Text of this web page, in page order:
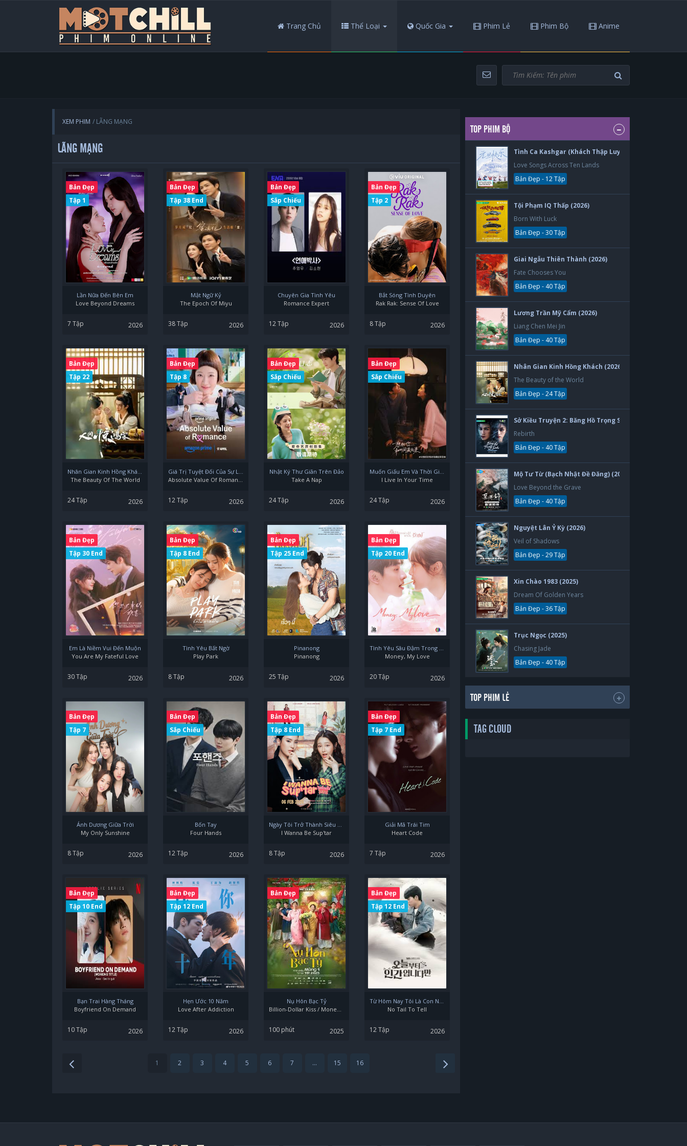
Trang Chủ Thể Loại Quốc Gia Phim Lẻ Phim Bộ Anime
XEM PHIM LÃNG MẠNG
LÃNG MẠNG
Bản Đẹp
Tập 1
Lần Nữa Đến Bên Em
Love Beyond Dreams
7 Tập 2026
Bản Đẹp
Tập 38 End
Mật Ngữ Kỷ
The Epoch Of Miyu
38 Tập 2026
Bản Đẹp
Sắp Chiếu
Chuyên Gia Tình Yêu
Romance Expert
12 Tập 2026
Bản Đẹp
Tập 2
Bắt Sóng Tình Duyên
Rak Rak: Sense Of Love
8 Tập 2026
Bản Đẹp
Tập 22
Nhân Gian Kinh Hồng Khách
The Beauty Of The World
24 Tập 2026
Bản Đẹp
Tập 8
Giá Trị Tuyệt Đối Của Sự Lãng Mạn
Absolute Value Of Romance
12 Tập 2026
Bản Đẹp
Sắp Chiếu
Nhật Ký Thư Giãn Trên Đảo
Take A Nap
24 Tập 2026
Bản Đẹp
Sắp Chiếu
Muốn Giấu Em Và Thời Gian Đi
I Live In Your Time
24 Tập 2026
Bản Đẹp
Tập 30 End
Em Là Niềm Vui Đến Muộn
You Are My Fateful Love
30 Tập 2026
Bản Đẹp
Tập 8 End
Tình Yêu Bất Ngờ
Play Park
8 Tập 2026
Bản Đẹp
Tập 25 End
Pinanong
Pinanong
25 Tập 2026
Bản Đẹp
Tập 20 End
Tình Yêu Sâu Đậm Trong Tim
Money, My Love
20 Tập 2026
Bản Đẹp
Tập 7
Ánh Dương Giữa Trời
My Only Sunshine
8 Tập 2026
Bản Đẹp
Sắp Chiếu
Bốn Tay
Four Hands
12 Tập 2026
Bản Đẹp
Tập 8 End
Ngày Tôi Trở Thành Siêu Sao
I Wanna Be Sup'tar
8 Tập 2026
Bản Đẹp
Tập 7 End
Giải Mã Trái Tim
Heart Code
7 Tập 2026
Bản Đẹp
Tập 10 End
Bạn Trai Hàng Tháng
Boyfriend On Demand
10 Tập 2026
Bản Đẹp
Tập 12 End
Hẹn Ước 10 Năm
Love After Addiction
12 Tập 2026
Bản Đẹp
Nụ Hôn Bạc Tỷ
Billion-Dollar Kiss / Money Kisses
100 phút 2025
Bản Đẹp
Tập 12 End
Từ Hôm Nay Tôi Là Con Người
No Tail To Tell
12 Tập 2026
1 2 3 4 5 6 7 ... 15 16
TOP PHIM BỘ
Tình Ca Kashgar (Khách Thập Luyến Ca) (2026)
Love Songs Across Ten Lands
Bản Đẹp - 12 Tập
Tội Phạm IQ Thấp (2026)
Born With Luck
Bản Đẹp - 30 Tập
Giai Ngẫu Thiên Thành (2026)
Fate Chooses You
Bản Đẹp - 40 Tập
Lương Trần Mỹ Cẩm (2026)
Liang Chen Mei Jin
Bản Đẹp - 40 Tập
Nhân Gian Kinh Hồng Khách (2026)
The Beauty of the World
Bản Đẹp - 24 Tập
Sở Kiều Truyện 2: Băng Hồ Trọng Sinh (2026)
Rebirth
Bản Đẹp - 40 Tập
Mộ Tư Từ (Bạch Nhật Đề Đăng) (2026)
Love Beyond the Grave
Bản Đẹp - 40 Tập
Nguyệt Lân Ỷ Kỳ (2026)
Veil of Shadows
Bản Đẹp - 29 Tập
Xin Chào 1983 (2025)
Dream Of Golden Years
Bản Đẹp - 36 Tập
Trục Ngọc (2025)
Chasing Jade
Bản Đẹp - 40 Tập
TOP PHIM LẺ
TAG CLOUD